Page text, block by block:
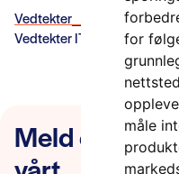
for
måle
Vedtekter_ITS-Norge_sist
Vedtekter ITS Norway
Meld deg på